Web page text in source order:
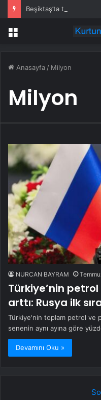
Menü
Anasayfa / Milyon
Milyon
NURCAN BAYRAM
Türkiye’nin
arttı: Rusya ilk
Türkiye'nin toplam petrol ve
senenin aynı ayına göre
Devamını Oku »